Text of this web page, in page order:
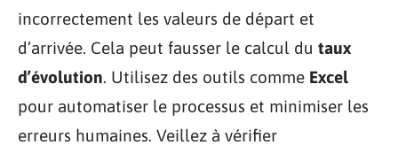
incorrectement les valeurs de départ et
d’arrivée. Cela peut fausser le calcul du taux
d’évolution. Utilisez des outils comme Excel
pour automatiser le processus et minimiser les
erreurs humaines. Veillez à vérifier